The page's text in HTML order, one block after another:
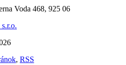
Voda 468, 925 06
, RSS